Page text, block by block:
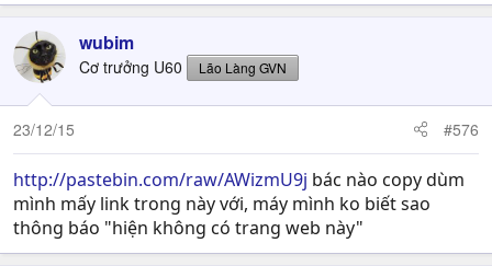
wubim
Cơ trưởng U60 Lão Làng GVN
23/12/15 #576
http://pastebin.com/raw/AWizmU9j bác nào copy dùm
mình mấy link trong này với, máy mình ko biết sao
thông báo "hiện không có trang web này"